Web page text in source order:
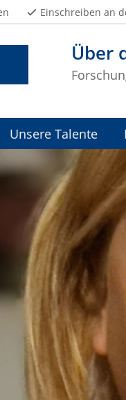
Über
Einschreiben an
Unsere Talente